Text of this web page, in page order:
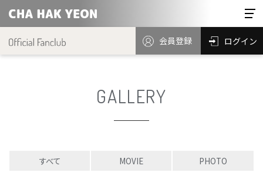
会員登録 ログイン
GALLERY
すべて MOVIE PHOTO